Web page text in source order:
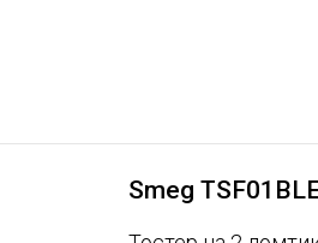
Smeg